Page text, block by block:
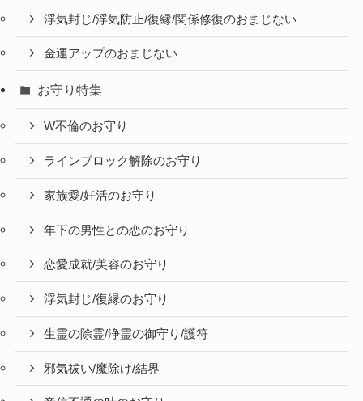
浮気封じ/浮気防止/復縁/関係修復のおまじない
金運アップのおまじない
お守り特集
W不倫のお守り
ラインブロック解除のお守り
家族愛/妊活のお守り
年下の男性との恋のお守り
恋愛成就/美容のお守り
浮気封じ/復縁のお守り
生霊の除霊/浄霊の御守り/護符
邪気祓い/魔除け/結界